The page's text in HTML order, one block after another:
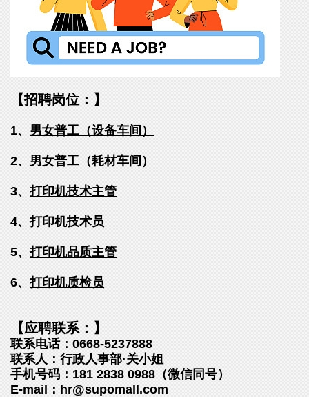
【招聘岗位： 】
1、 男女普工（设备车间）
2、 男女普工（耗材车间）
3、打印机技术主管
4、打印机技术员
5、打印机品质主管
6、打印机质检员
【应聘联系：】
联系电话：0668-5237888
联系人：行政人事部·关小姐
手机号码：181 2838 0988（微信同号）
E-mail：hr@supomall.com